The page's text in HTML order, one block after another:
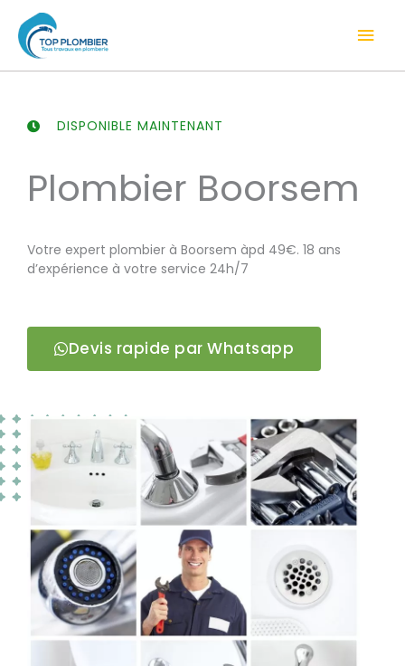
contenu
DISPONIBLE MAINTENANT
Plombier Boorsem
Votre expert plombier à Boorsem àpd 49€. 18 ans
d’expérience à votre service 24h/7
Devis rapide par Whatsapp